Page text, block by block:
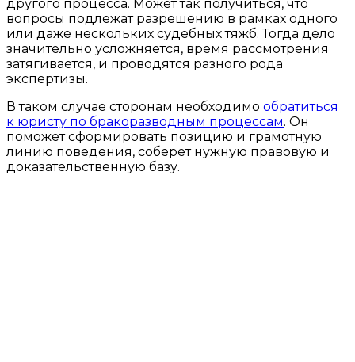
другого процесса. Может так получиться, что
вопросы подлежат разрешению в рамках одного
или даже нескольких судебных тяжб. Тогда дело
значительно усложняется, время рассмотрения
затягивается, и проводятся разного рода
экспертизы.
В таком случае сторонам необходимо обратиться
к юристу по бракоразводным процессам. Он
поможет сформировать позицию и грамотную
линию поведения, соберет нужную правовую и
доказательственную базу.